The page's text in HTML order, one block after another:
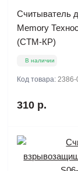
Считыватель
Memory
(СТМ-КР)
В наличии
Код товара: 2386-
310 р.